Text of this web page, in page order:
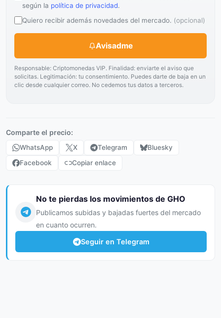
según la política de privacidad.
Quiero recibir además novedades del mercado. (opcional)
Avisadme
Responsable: Criptomonedas VIP. Finalidad: enviarte el aviso que
solicitas. Legitimación: tu consentimiento. Puedes darte de baja en un
clic desde cualquier correo. No cedemos tus datos a terceros.
Comparte el precio:
WhatsApp X Telegram
Bluesky
Facebook
Copiar enlace
No te pierdas los movimientos de GHO
Publicamos subidas y bajadas fuertes del mercado
en cuanto ocurren.
Seguir en Telegram